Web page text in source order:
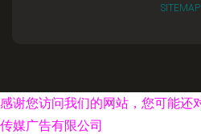
SITEMAP
感谢您访问我们的网站，您可能还
传媒广告有限公司